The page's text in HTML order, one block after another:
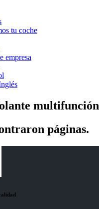
tu coche
empresa
multifunción
páginas.